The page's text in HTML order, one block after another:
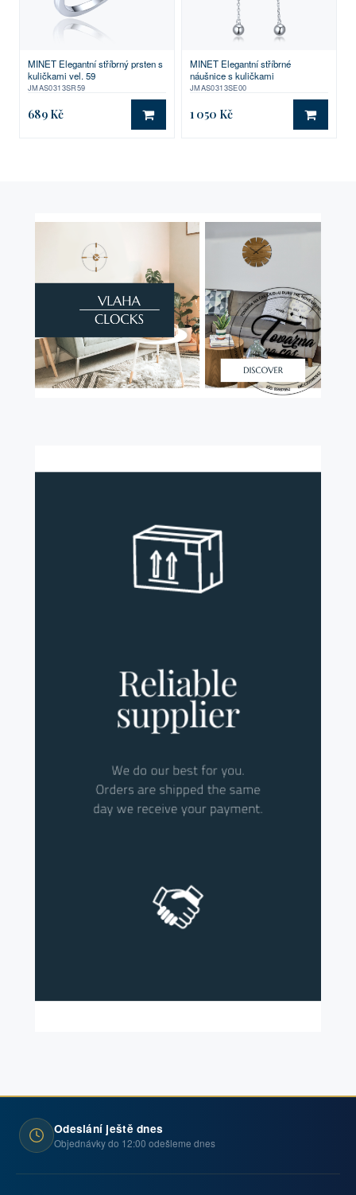
MINET Elegantní stříbrný prsten s
kuličkami vel. 59
JMAS0313SR59
689 Kč DO KOŠÍKU
MINET Elegantní stříbrné
náušnice s kuličkami
JMAS0313SE00
1 050 Kč DO
Odeslání ještě dnes
Objednávky do 12:00 odešleme dnes